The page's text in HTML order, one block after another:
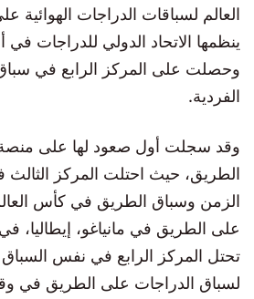
العالم لسباقات الدراجات الهوائية
ينظمها الاتحاد الدولي للدراجات في
وحصلت على المركز الرابع في
الفردية.
وقد سجلت أول صعود لها على منصة
الطريق، حيث احتلت المركز
الزمن وسباق الطريق في كأس
تحتل المركز الرابع في نفس
لسباق الدراجات على الطريق في